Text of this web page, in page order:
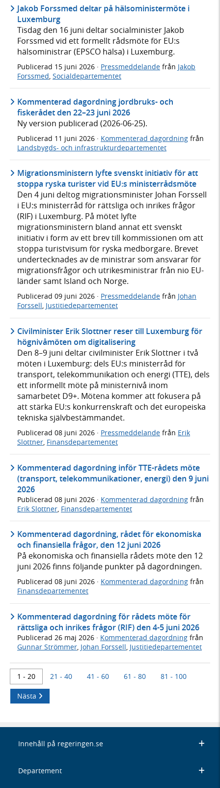
Jakob Forssmed deltar på hälsoministermöte i
Luxemburg
Tisdag den 16 juni deltar socialminister Jakob
Forssmed vid ett formellt rådsmöte för EU:s
hälsoministrar (EPSCO hälsa) i Luxemburg.
Publicerad 15 juni 2026 · Pressmeddelande från Jakob
Forssmed, Socialdepartementet
Kommenterad dagordning jordbruks- och
fiskerådet den 22–23 juni 2026
Ny version publicerad (2026-06-25).
Publicerad 11 juni 2026 · Kommenterad dagordning från
Landsbygds- och infrastrukturdepartementet
Migrationsministern lyfte svenskt initiativ för att
stoppa ryska turister vid EU:s ministerrådsmöte
Den 4 juni deltog migrationsminister Johan Forssell
i EU:s ministerråd för rättsliga och inrikes frågor
(RIF) i Luxemburg. På mötet lyfte
migrationsministern bland annat ett svenskt
initiativ i form av ett brev till kommissionen om att
stoppa turistvisum för ryska medborgare. Brevet
undertecknades av de ministrar som ansvarar för
migrationsfrågor och utrikesministrar från nio EU-
länder samt Island och Norge.
Publicerad 09 juni 2026 · Pressmeddelande från Johan
Forssell, Justitiedepartementet
Civilminister Erik Slottner reser till Luxemburg för
högnivåmöten om digitalisering
Den 8–9 juni deltar civilminister Erik Slottner i två
möten i Luxemburg: dels EU:s ministerråd för
transport, telekommunikation och energi (TTE), dels
ett informellt möte på ministernivå inom
samarbetet D9+. Mötena kommer att fokusera på
att stärka EU:s konkurrenskraft och det europeiska
tekniska självbestämmandet.
Publicerad 08 juni 2026 · Pressmeddelande från Erik
Slottner, Finansdepartementet
Kommenterad dagordning inför TTE-rådets möte
(transport, telekommunikationer, energi) den 9 juni
2026
Publicerad 08 juni 2026 · Kommenterad dagordning från
Erik Slottner Finansdepartementet
Kommenterad dagordning, rådet för ekonomiska
och finansiella frågor, den 12 juni 2026
På ekonomiska och finansiella rådets möte den 12
juni 2026 finns följande punkter på dagordningen.
Publicerad 08 juni 2026 · Kommenterad dagordning från
Finansdepartementet
Kommenterad dagordning för rådets möte för
rättsliga och inrikes frågor (RIF) den 4-5 juni 2026
Publicerad 26 maj 2026 · Kommenterad dagordning från
Gunnar Strömmer, Johan Forssell, Justitiedepartementet
1 - 20 21 - 40 41 - 60 61 - 80 81 - 100
Nästa
Innehåll på regeringen.se
Departement